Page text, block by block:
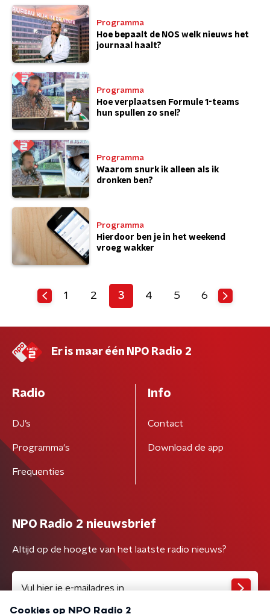
Programma
Hoe bepaalt de NOS welk nieuws het
journaal haalt?
Programma
Hoe verplaatsen Formule 1-teams
hun spullen zo snel?
Programma
Waarom snurk ik alleen als ik
dronken ben?
Programma
Hierdoor ben je in het weekend
vroeg wakker
1 2 3 4 5 6
Er is maar één NPO Radio 2
Radio
DJ’s
Programma's
Frequenties
Info
Contact
Download de app
NPO Radio 2 nieuwsbrief
Altijd op de hoogte van het laatste radio nieuws?